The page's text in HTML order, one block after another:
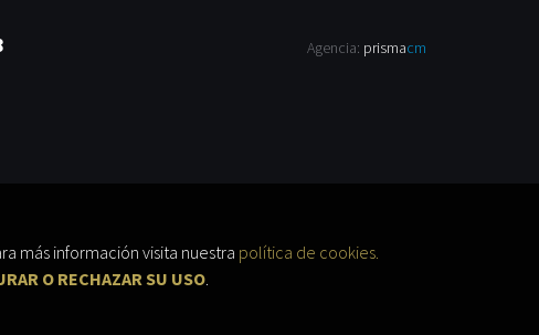
Agencia: prismacm
más información visita nuestra política de cookies.
O RECHAZAR SU USO.